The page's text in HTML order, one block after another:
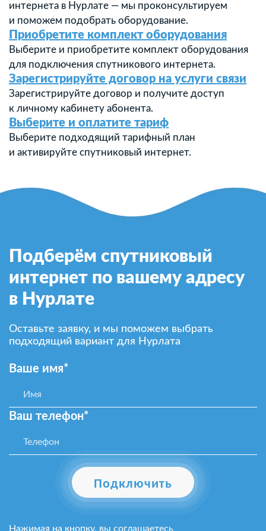
интернета в Нурлате — мы проконсультируем
и поможем подобрать оборудование.
Приобретите комплект оборудования
Выберите и приобретите комплект оборудования
для подключения спутникового интернета.
Зарегистрируйте договор на услуги связи
Зарегистрируйте договор и получите доступ
к личному кабинету абонента.
Выберите и оплатите тариф
Выберите подходящий тарифный план
и активируйте спутниковый интернет.
Подберём спутниковый
интернет по вашему адресу
в Нурлате
Оставьте заявку, и мы поможем выбрать
подходящий вариант для Нурлата
Ваше имя*
Ваш телефон*
Подключить
Нажимая на кнопку, вы соглашаетесь